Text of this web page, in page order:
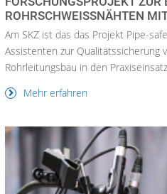
ROHRSCHWEISSNÄHTEN
Am SKZ ist das das Projekt Pipe-
Assistenten zur Qualitätssicherung
Rohrleitungsbau in den
Mehr erfahren